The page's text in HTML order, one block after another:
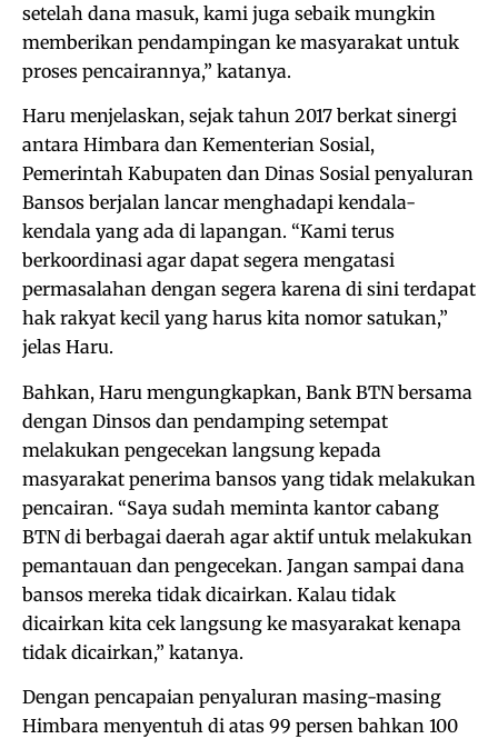
setelah dana masuk, kami juga sebaik mungkin
memberikan pendampingan ke masyarakat untuk
proses pencairannya,” katanya.
Haru menjelaskan, sejak tahun 2017 berkat sinergi
antara Himbara dan Kementerian Sosial,
Pemerintah Kabupaten dan Dinas Sosial penyaluran
Bansos berjalan lancar menghadapi kendala-
kendala yang ada di lapangan. “Kami terus
berkoordinasi agar dapat segera mengatasi
permasalahan dengan segera karena di sini terdapat
hak rakyat kecil yang harus kita nomor satukan,”
jelas Haru.
Bahkan, Haru mengungkapkan, Bank BTN bersama
dengan Dinsos dan pendamping setempat
melakukan pengecekan langsung kepada
masyarakat penerima bansos yang tidak melakukan
pencairan. “Saya sudah meminta kantor cabang
BTN di berbagai daerah agar aktif untuk melakukan
pemantauan dan pengecekan. Jangan sampai dana
bansos mereka tidak dicairkan. Kalau tidak
dicairkan kita cek langsung ke masyarakat kenapa
tidak dicairkan,” katanya.
Dengan pencapaian penyaluran masing-masing
Himbara menyentuh di atas 99 persen bahkan 100